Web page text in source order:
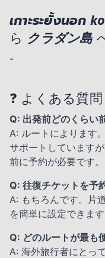
เกาะระยั้งนอก
ら クラダン島
-
❓ よくある質問
Q: 出発前どのくらい
A: ルートによります
サポートしています
前に予約が必要です。
Q: 往復チケットを予
A: もちろんです。片
を簡単に設定できます
Q: どのルートが最も
A: 海外旅行者にとっ